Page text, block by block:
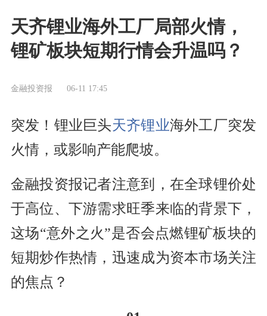
天齐锂业海外工厂局部火情，
锂矿板块短期行情会升温吗？
金融投资报 06-11 17:45
突发！锂业巨头天齐锂业海外工厂突发
火情，或影响产能爬坡。
金融投资报记者注意到，在全球锂价处
于高位、下游需求旺季来临的背景下，
这场“意外之火”是否会点燃锂矿板块的
短期炒作热情，迅速成为资本市场关注
的焦点？